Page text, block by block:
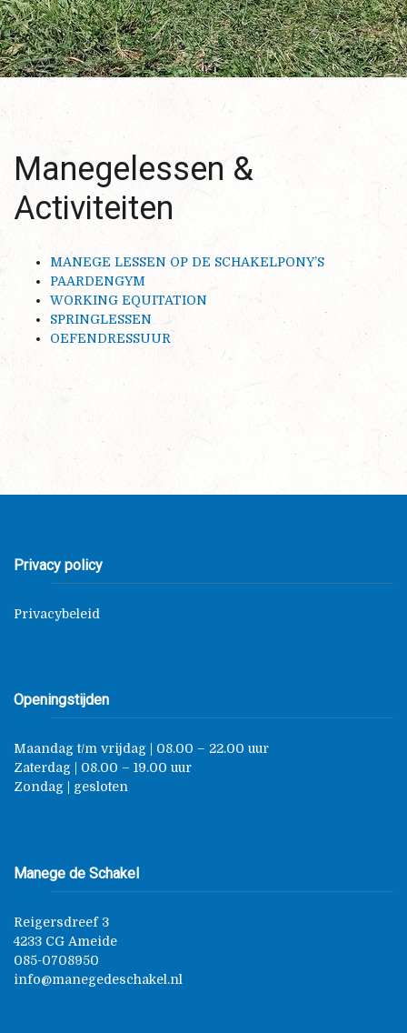
Manegelessen &
Activiteiten
MANEGE LESSEN OP DE SCHAKELPONY’S
PAARDENGYM
WORKING EQUITATION
SPRINGLESSEN
OEFENDRESSUUR
Privacy policy
Privacybeleid
Openingstijden
Maandag t/m vrijdag | 08.00 – 22.00 uur
Zaterdag | 08.00 – 19.00 uur
Zondag | gesloten
Manege de Schakel
Reigersdreef 3
4233 CG Ameide
085-0708950
info@manegedeschakel.nl